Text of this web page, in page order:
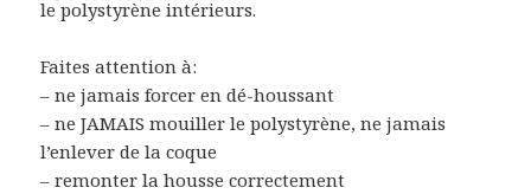
le polystyrène intérieurs.
Faites attention à:
– ne jamais forcer en dé-houssant
– ne JAMAIS mouiller le polystyrène, ne jamais
l’enlever de la coque
– remonter la housse correctement